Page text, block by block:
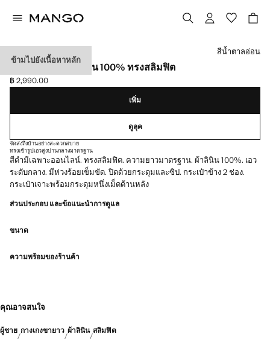
ข้ามไปยังเนื้อหาหลัก
กางเกงขายาวผ้าลินิน 100% ทรงสลิมฟิต
ราคาปัจจุบัน [฿ 2,990.00 ]
฿ 2,990.00
เลือกสี
สีน้ำตาลอ่อน
เพิ่ม
ดูลุค
จัดส่งถึงบ้านอย่างสะดวกสบาย
ทรงเข้ารูปเอวสูงปานกลางมาตรฐาน
สีดำมีเฉพาะออนไลน์. ทรงสลิมฟิต. ความยาวมาตรฐาน. ผ้าลินิน 100%. เอว
ระดับกลาง. มีห่วงร้อยเข็มขัด. ปิดด้วยกระดุมและซิป. กระเป๋าข้าง 2 ช่อง.
กระเป๋าเจาะพร้อมกระดุมหนึ่งเม็ดด้านหลัง
ส่วนประกอบ และข้อแนะนำการดูแล
ขนาด
ความพร้อมของร้านค้า
คุณอาจสนใจ
ผู้ชาย กางเกงขายาว ผ้าลินิน สลิมฟิต